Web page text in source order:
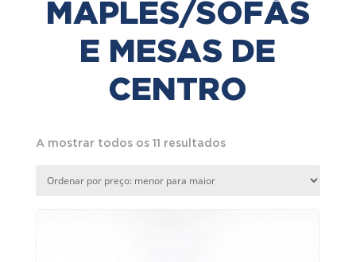
MAPLES/SOFÁS
E MESAS DE
CENTRO
A mostrar todos os 11 resultadosOrdenado